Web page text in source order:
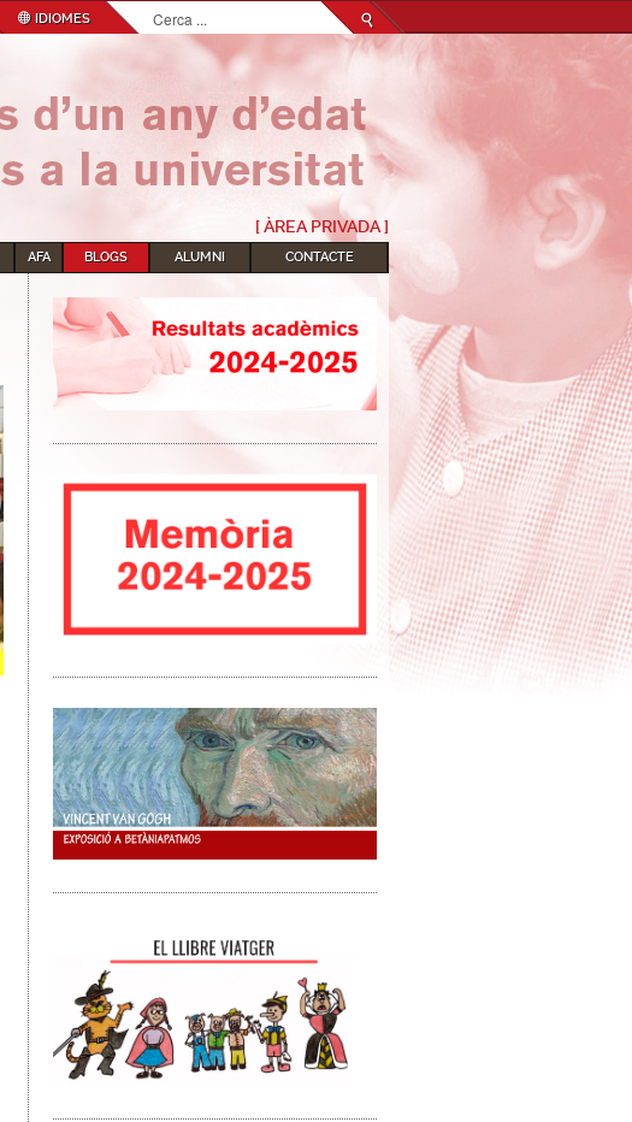
IDIOMES
Cerca
...
[ ÀREA PRIVADA ]
AFA BLOGS ALUMNI CONTACTE